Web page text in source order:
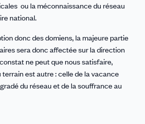
ou la méconnaissance du réseau
national.
donc des domiens, la majeure partie
sera donc affectée sur la direction
ne peut que nous satisfaire,
terrain est autre : celle de la vacance
du réseau et de la souffrance au